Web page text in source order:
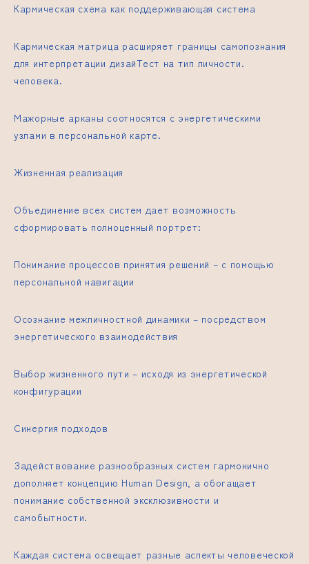
Кармическая схема как поддерживающая система
Кармическая матрица расширяет границы самопознания
для интерпретации дизайТест на тип личности​.
человека.
Мажорные арканы соотносятся с энергетическими
узлами в персональной карте.
Жизненная реализация
Объединение всех систем дает возможность
сформировать полноценный портрет:
Понимание процессов принятия решений – с помощью
персональной навигации
Осознание межличностной динамики – посредством
энергетического взаимодействия
Выбор жизненного пути – исходя из энергетической
конфигурации
Синергия подходов
Задействование разнообразных систем гармонично
дополняет концепцию Human Design, а обогащает
понимание собственной эксклюзивности и
самобытности.
Каждая система освещает разные аспекты человеческой